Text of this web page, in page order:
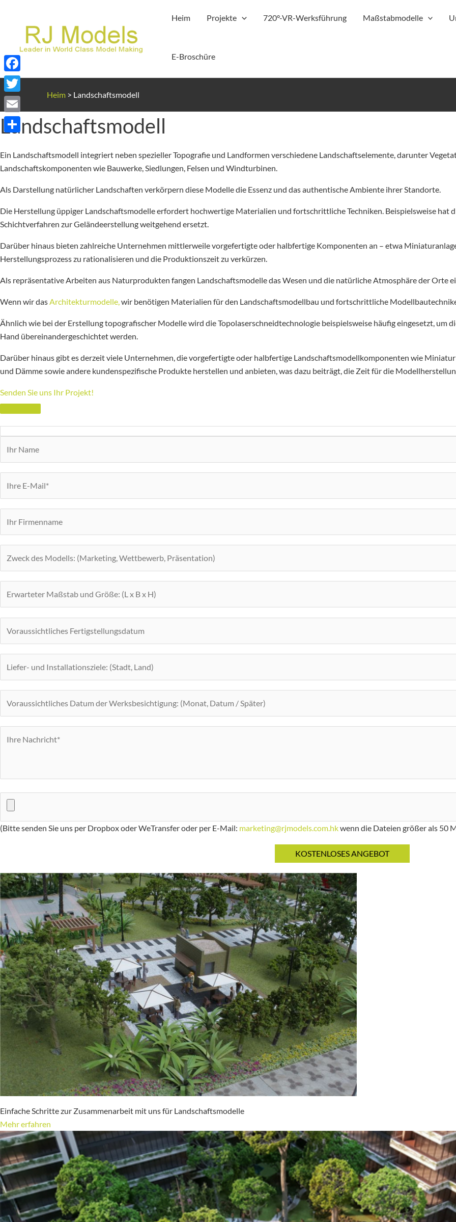
springen
Heim Projekte 720°-VR-Werksführung Maßstabmodelle
E-Broschüre
Heim > Landschaftsmodell
Landschaftsmodell
Ein Landschaftsmodell integriert neben spezieller Topografie und Landformen verschiedene Landschaftselemente, darunter
Landschaftskomponenten wie Bauwerke, Siedlungen, Felsen und Windturbinen.
Als Darstellung natürlicher Landschaften verkörpern diese Modelle die Essenz und das authentische Ambiente ihrer Standorte.
Die Herstellung üppiger Landschaftsmodelle erfordert hochwertige Materialien und fortschrittliche Techniken. Beispielsweise
Schichtverfahren zur Geländeerstellung weitgehend ersetzt.
Darüber hinaus bieten zahlreiche Unternehmen mittlerweile vorgefertigte oder halbfertige Komponenten an – etwa
Herstellungsprozess zu rationalisieren und die Produktionszeit zu verkürzen.
Als repräsentative Arbeiten aus Naturprodukten fangen Landschaftsmodelle das Wesen und die natürliche Atmosphäre der Orte
Wenn wir dasArchitekturmodelle,wir benötigen Materialien für den Landschaftsmodellbau und fortschrittliche
Ähnlich wie bei der Erstellung topografischer Modelle wird die Topolaserschneidtechnologie beispielsweise häufig eingesetzt, um
Hand übereinandergeschichtet werden.
Darüber hinaus gibt es derzeit viele Unternehmen, die vorgefertigte oder halbfertige Landschaftsmodellkomponenten wie
und Dämme sowie andere kundenspezifische Produkte herstellen und anbieten, was dazu beiträgt, die Zeit für die
Senden Sie uns Ihr Projekt!
(Bitte senden Sie uns per Dropbox oder WeTransfer oder per E-Mail: marketing@rjmodels.com.hkwenn die Dateien größer als 50
Einfache Schritte zur Zusammenarbeit mit uns für Landschaftsmodelle
Mehr erfahren
Facebook
Twitter
Email